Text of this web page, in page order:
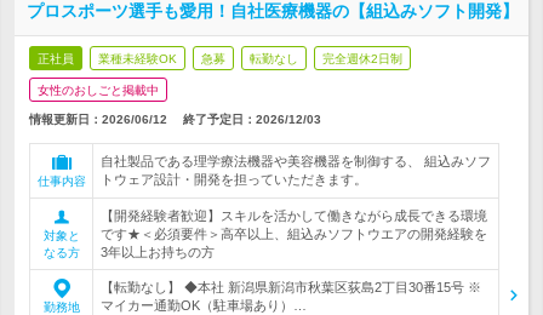
プロスポーツ選手も愛用！自社医療機器の【組込みソフト開発】
正社員 業種未経験OK 急募 転勤なし 完全週休2日制
女性のおしごと掲載中
情報更新日：2026/06/12 終了予定日： 2026/12/03
仕事内容
自社製品である理学療法機器や美容機器を制御する、 組込みソフ
トウェア設計・開発を担っていただきます。
対象と
なる方
【開発経験者歓迎】スキルを活かして働きながら成長できる環境
です★＜必須要件＞高卒以上、組込みソフトウエアの開発経験を
3年以上お持ちの方
勤務地
【転勤なし】 ◆本社 新潟県新潟市秋葉区荻島2丁目30番15号 ※
マイカー通勤OK（駐車場あり）…